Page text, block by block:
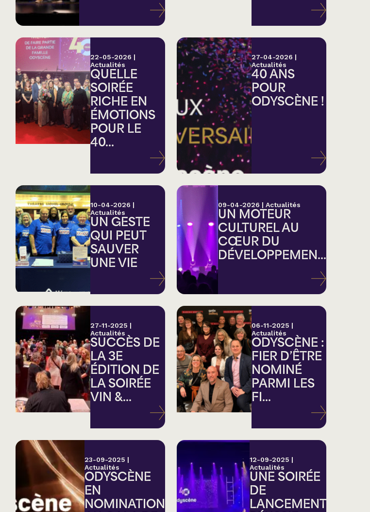
Hommage
Théâtre
Saison estivale
Apéro et perfo
Musique (Blues, folk,
traditionnelle)
Country
Famille
Spectacles en location
22-05-2026 |
Actualités
QUELLE
SOIRÉE
RICHE EN
ÉMOTIONS
POUR LE
40...
27-04-2026 |
Actualités
40 ANS
POUR
ODYSCÈNE !
10-04-2026 |
Actualités
UN GESTE
QUI PEUT
SAUVER
UNE VIE
09-04-2026 | Actualités
UN MOTEUR
CULTUREL AU
CŒUR DU
DÉVELOPPEMEN...
27-11-2025 |
Actualités
SUCCÈS DE
LA 3E
ÉDITION DE
LA SOIRÉE
VIN &...
06-11-2025 |
Actualités
ODYSCÈNE :
FIER D’ÊTRE
NOMINÉ
PARMI LES
FI...
23-09-2025 |
Actualités
ODYSCÈNE
EN
NOMINATION
12-09-2025 |
Actualités
UNE SOIRÉE
DE
LANCEMENT